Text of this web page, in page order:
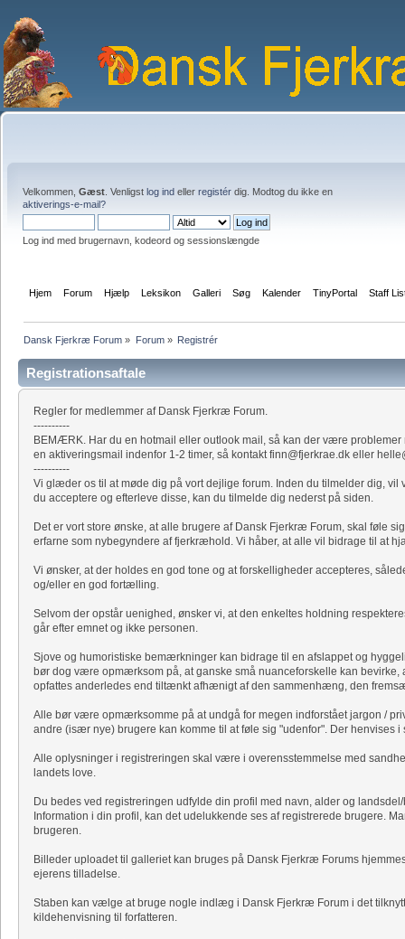
Velkommen, Gæst . Venligst log ind eller registér dig. Modtog du ikke en
aktiverings-e-mail?
Log ind med brugernavn, kodeord og sessionslængde
Hjem Forum Hjælp Leksikon Galleri Søg Kalender TinyPortal Staff
Dansk Fjerkræ Forum » Forum» Registrér
Registrationsaftale
Regler for medlemmer af Dansk Fjerkræ Forum.
----------
BEMÆRK. Har du en hotmail eller outlook mail, så kan der være
en aktiveringsmail indenfor 1-2 timer, så kontakt finn@fjerkrae.dk eller
----------
Vi glæder os til at møde dig på vort dejlige forum. Inden du tilmelder dig,
du acceptere og efterleve disse, kan du tilmelde dig nederst på siden.
Det er vort store ønske, at alle brugere af Dansk Fjerkræ Forum, skal føle
erfarne som nybegyndere af fjerkræhold. Vi håber, at alle vil bidrage til at
Vi ønsker, at der holdes en god tone og at forskelligheder accepteres,
og/eller en god fortælling.
Selvom der opstår uenighed, ønsker vi, at den enkeltes holdning
går efter emnet og ikke personen.
Sjove og humoristiske bemærkninger kan bidrage til en afslappet og
bør dog være opmærksom på, at ganske små nuanceforskelle kan
opfattes anderledes end tiltænkt afhænigt af den sammenhæng, den
Alle bør være opmærksomme på at undgå for megen indforstået jargon /
andre (især nye) brugere kan komme til at føle sig "udenfor". Der henvises i
Alle oplysninger i registreringen skal være i overensstemmelse med
landets love.
Du bedes ved registreringen udfylde din profil med navn, alder og
Information i din profil, kan det udelukkende ses af registrerede brugere.
brugeren.
Billeder uploadet til galleriet kan bruges på Dansk Fjerkræ Forums
ejerens tilladelse.
Staben kan vælge at bruge nogle indlæg i Dansk Fjerkræ Forum i det
kildehenvisning til forfatteren.